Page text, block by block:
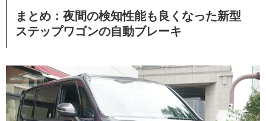
まとめ：夜間の検知性能も良くなった新型
ステップワゴンの自動ブレーキ